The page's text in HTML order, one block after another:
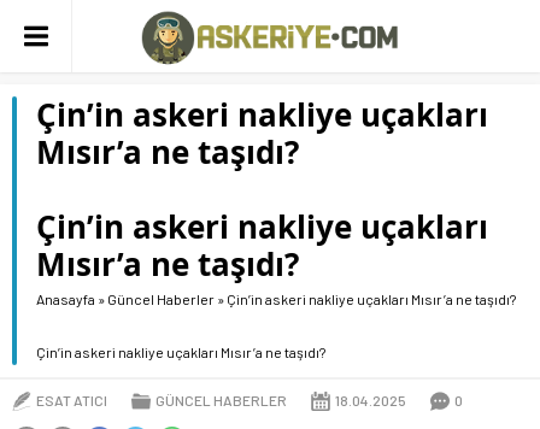
Çin’in askeri nakliye uçakları
Mısır’a ne taşıdı?
Çin’in askeri nakliye uçakları
Mısır’a ne taşıdı?
Anasayfa » Güncel Haberler » Çin’in askeri nakliye uçakları Mısır’a ne taşıdı?
Çin’in askeri nakliye uçakları Mısır’a ne taşıdı?
ESAT ATICI GÜNCEL HABERLER 18.04.2025 0